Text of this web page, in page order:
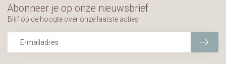
Abonneer je op onze nieuwsbrief
Blijf op de hoogte over onze laatste acties